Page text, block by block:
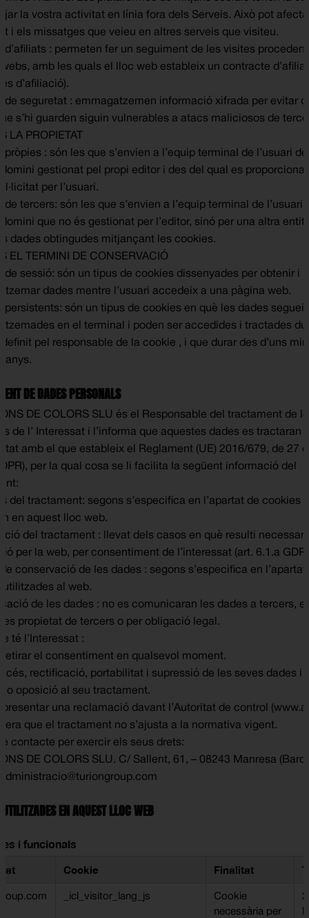
la vostra activitat en línia fora dels Serveis. Això pot
i els missatges que veieu en altres serveis que visiteu.
d’afiliats : permeten fer un seguiment de les visites
webs, amb les quals el lloc web estableix un contracte
d’afiliació).
de seguretat : emmagatzemen informació xifrada per evitar
s’hi guarden siguin vulnerables a atacs maliciosos de
LA PROPIETAT
pròpies : són les que s’envien a l’equip terminal de l’usuari
gestionat pel propi editor i des del qual es proporciona
per l’usuari.
de tercers: són les que s’envien a l’equip terminal de l’usuari
que no és gestionat per l’editor, sinó per una altra
dades obtingudes mitjançant les cookies.
EL TERMINI DE CONSERVACIÓ
de sessió: són un tipus de cookies dissenyades per obtenir i
dades mentre l’usuari accedeix a una pàgina web.
persistents: són un tipus de cookies en què les dades
en el terminal i poden ser accedides i tractades
pel responsable de la cookie , i que durar des d’uns
anys.
DE DADES PERSONALS
DE COLORS SLU és el Responsable del tractament de
de l’ Interessat i l’informa que aquestes dades es tractaran
amb el que estableix el Reglament (UE) 2016/679, de 27
per la qual cosa se li facilita la següent informació del
del tractament: segons s’especifica en l’apartat de cookies
en aquest lloc web.
del tractament : llevat dels casos en què resulti necessari
per la web, per consentiment de l’interessat (art. 6.1.a
conservació de les dades : segons s’especifica en l’apartat
utilitzades al web.
de les dades : no es comunicaran les dades a tercers,
propietat de tercers o per obligació legal.
té l’Interessat :
retirar el consentiment en qualsevol moment.
rectificació, portabilitat i supressió de les seves dades i
o oposició al seu tractament.
presentar una reclamació davant l’Autoritat de control
que el tractament no s’ajusta a la normativa vigent.
contacte per exercir els seus drets:
DE COLORS SLU. C/ Sallent, 61, – 08243 Manresa
EN AQUEST LLOC WEB
i funcionals
Cookie Finalitat
_icl_visitor_lang_js
Cookie
necessària per